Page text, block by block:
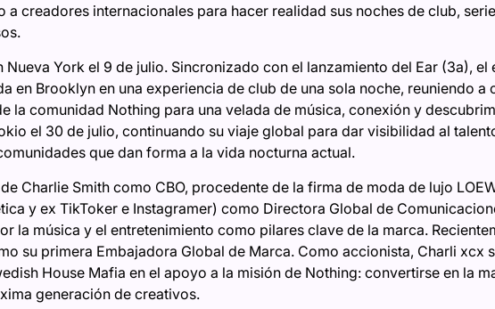
a creadores internacionales para hacer realidad sus noches de club,
Nueva York el 9 de julio. Sincronizado con el lanzamiento del Ear (3a),
en Brooklyn en una experiencia de club de una sola noche, reuniendo a
la comunidad Nothing para una velada de música, conexión y
el 30 de julio, continuando su viaje global para dar visibilidad al
que dan forma a la vida nocturna actual.
Charlie Smith como CBO, procedente de la firma de moda de lujo
y ex TikToker e Instagramer) como Directora Global de
la música y el entretenimiento como pilares clave de la marca.
su primera Embajadora Global de Marca. Como accionista, Charli xcx
House Mafia en el apoyo a la misión de Nothing: convertirse en la
generación de creativos.